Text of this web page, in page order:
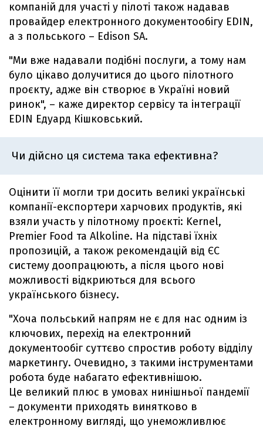
компаній для участі у пілоті також надавав
провайдер електронного документообігу EDIN,
а з польського – Edison SA.
"Ми вже надавали подібні послуги, а тому нам
було цікаво долучитися до цього пілотного
проєкту, адже він створює в Україні новий
ринок", – каже директор сервісу та інтеграції
EDIN Едуард Кішковський.
Чи дійсно ця система така ефективна?
Оцінити її могли три досить великі українські
компанії-експортери харчових продуктів, які
взяли участь у пілотному проєкті: Kernel,
Premier Food та Alkoline. На підставі їхніх
пропозицій, а також рекомендацій від ЄС
систему доопрацюють, а після цього нові
можливості відкриються для всього
українського бізнесу.
"Хоча польський напрям не є для нас одним із
ключових, перехід на електронний
документообіг суттєво спростив роботу відділу
маркетингу. Очевидно, з такими інструментами
робота буде набагато ефективнішою.
Це великий плюс в умовах нинішньої пандемії
– документи приходять винятково в
електронному вигляді, що унеможливлює